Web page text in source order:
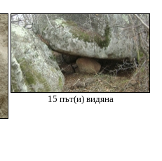
15 път(и) видяна